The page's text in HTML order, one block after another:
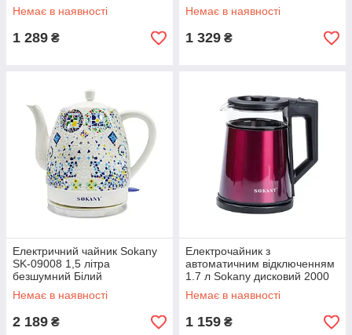
Немає в наявності
1 289 ₴
Немає в наявності
1 329 ₴
Електричний чайник Sokany
SK-09008 1,5 літра
безшумний Білий
Немає в наявності
2 189 ₴
Електрочайник з
автоматичним відключенням
1.7 л Sokany дисковий 2000
Вт SK-SH-1076R
Немає в наявності
1 159 ₴